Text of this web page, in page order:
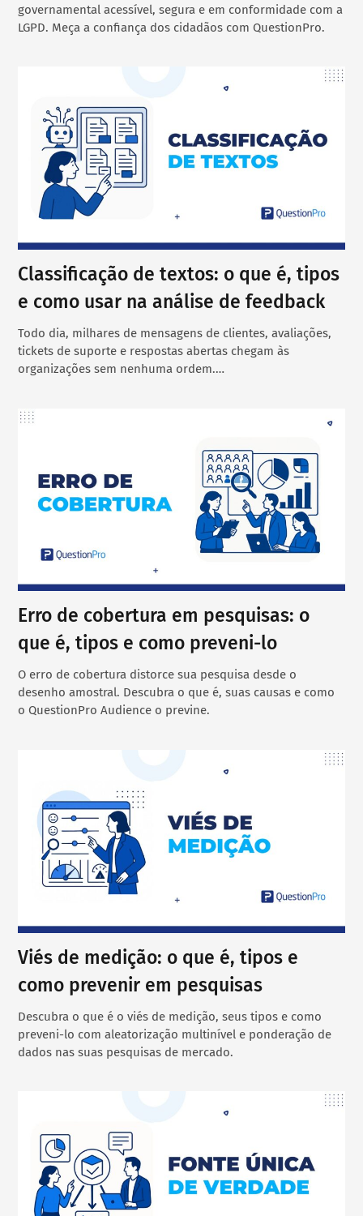
governamental acessível, segura e em conformidade com a
LGPD. Meça a confiança dos cidadãos com QuestionPro.
Classificação de textos: o que é, tipos
e como usar na análise de feedback
Todo dia, milhares de mensagens de clientes, avaliações,
tickets de suporte e respostas abertas chegam às
organizações sem nenhuma ordem.…
Erro de cobertura em pesquisas: o
que é, tipos e como preveni-lo
O erro de cobertura distorce sua pesquisa desde o
desenho amostral. Descubra o que é, suas causas e como
o QuestionPro Audience o previne.
Viés de medição: o que é, tipos e
como prevenir em pesquisas
Descubra o que é o viés de medição, seus tipos e como
preveni-lo com aleatorização multinível e ponderação de
dados nas suas pesquisas de mercado.